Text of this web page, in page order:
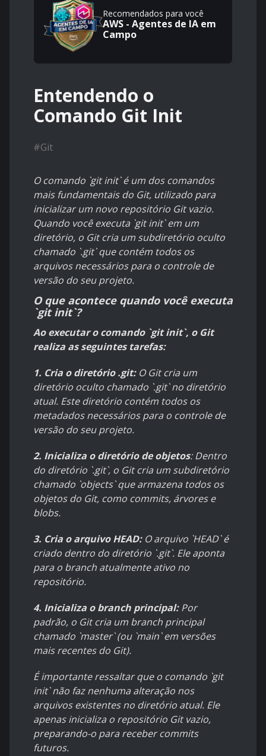
Recomendados para você
AWS - Agentes de IA em
Campo
Entendendo o
Comando Git Init
#Git
O comando `git init` é um dos comandos
mais fundamentais do Git, utilizado para
inicializar um novo repositório Git vazio.
Quando você executa `git init` em um
diretório, o Git cria um subdiretório oculto
chamado `.git` que contém todos os
arquivos necessários para o controle de
versão do seu projeto.
O que acontece quando você executa
`git init`?
Ao executar o comando `git init`, o Git
realiza as seguintes tarefas:
1. Cria o diretório .git:O Git cria um
diretório oculto chamado `.git` no diretório
atual. Este diretório contém todos os
metadados necessários para o controle de
versão do seu projeto.
2. Inicializa o diretório de objetos: Dentro
do diretório `.git`, o Git cria um subdiretório
chamado `objects` que armazena todos os
objetos do Git, como commits, árvores e
blobs.
3. Cria o arquivo HEAD:O arquivo `HEAD` é
criado dentro do diretório `.git`. Ele aponta
para o branch atualmente ativo no
repositório.
4. Inicializa o branch principal:Por
padrão, o Git cria um branch principal
chamado `master` (ou `main` em versões
mais recentes do Git).
É importante ressaltar que o comando `git
init` não faz nenhuma alteração nos
arquivos existentes no diretório atual. Ele
apenas inicializa o repositório Git vazio,
preparando-o para receber commits
futuros.